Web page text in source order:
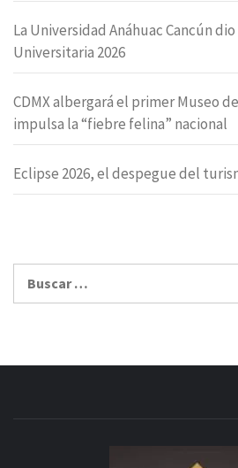
La Universidad Anáhuac Cancún
Universitaria 2026
CDMX albergará el primer Museo
impulsa la “fiebre felina” nacional
Eclipse 2026, el despegue del